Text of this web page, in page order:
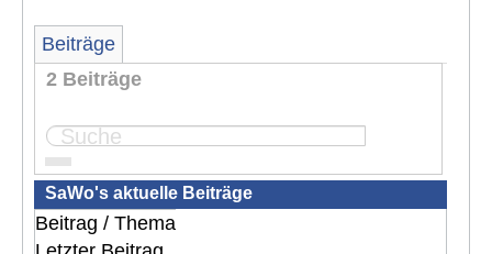
Beiträge
2 Beiträge
SaWo's aktuelle Beiträge
Beitrag / Thema